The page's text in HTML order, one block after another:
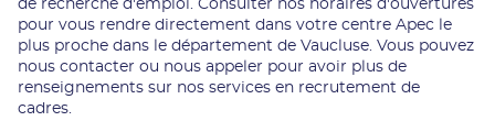
de recherche d'emploi. Consulter nos horaires d'ouvertures
pour vous rendre directement dans votre centre Apec le
plus proche dans le département de Vaucluse. Vous pouvez
nous contacter ou nous appeler pour avoir plus de
renseignements sur nos services en recrutement de
cadres.